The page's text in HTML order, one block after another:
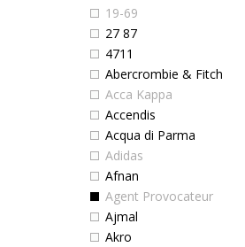
19-69
27 87
4711
Abercrombie & Fitch
Acca Kappa
Accendis
Acqua di Parma
Adidas
Afnan
Agent Provocateur
Ajmal
Akro